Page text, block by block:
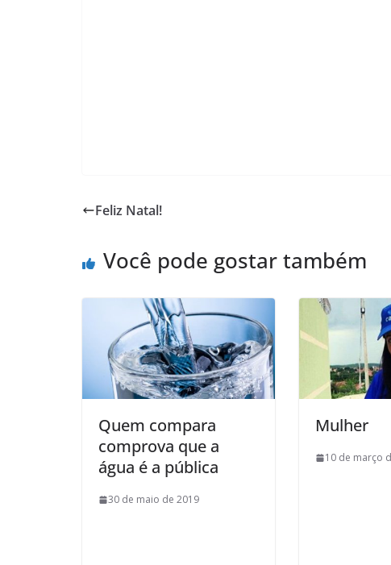
Feliz Natal!
Você pode gostar também
Quem compara
comprova que a
água é a pública
30 de maio de 2019
Mulher
10 de março